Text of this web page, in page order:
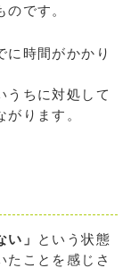
です。
に時間がかかり
うちに対処して
ります。
い」
という状態
たことを感じさ